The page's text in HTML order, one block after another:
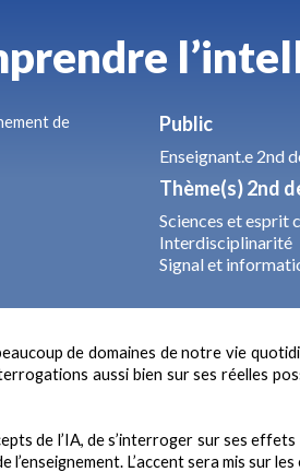
de
Public
Enseignant.e 2nd
Thème(s) 2nd
Sciences et esprit
Interdisciplinarité
Signal et
de domaines de notre vie
aussi bien sur ses réelles
de l’IA, de s’interroger sur ses effets
L’accent sera mis sur